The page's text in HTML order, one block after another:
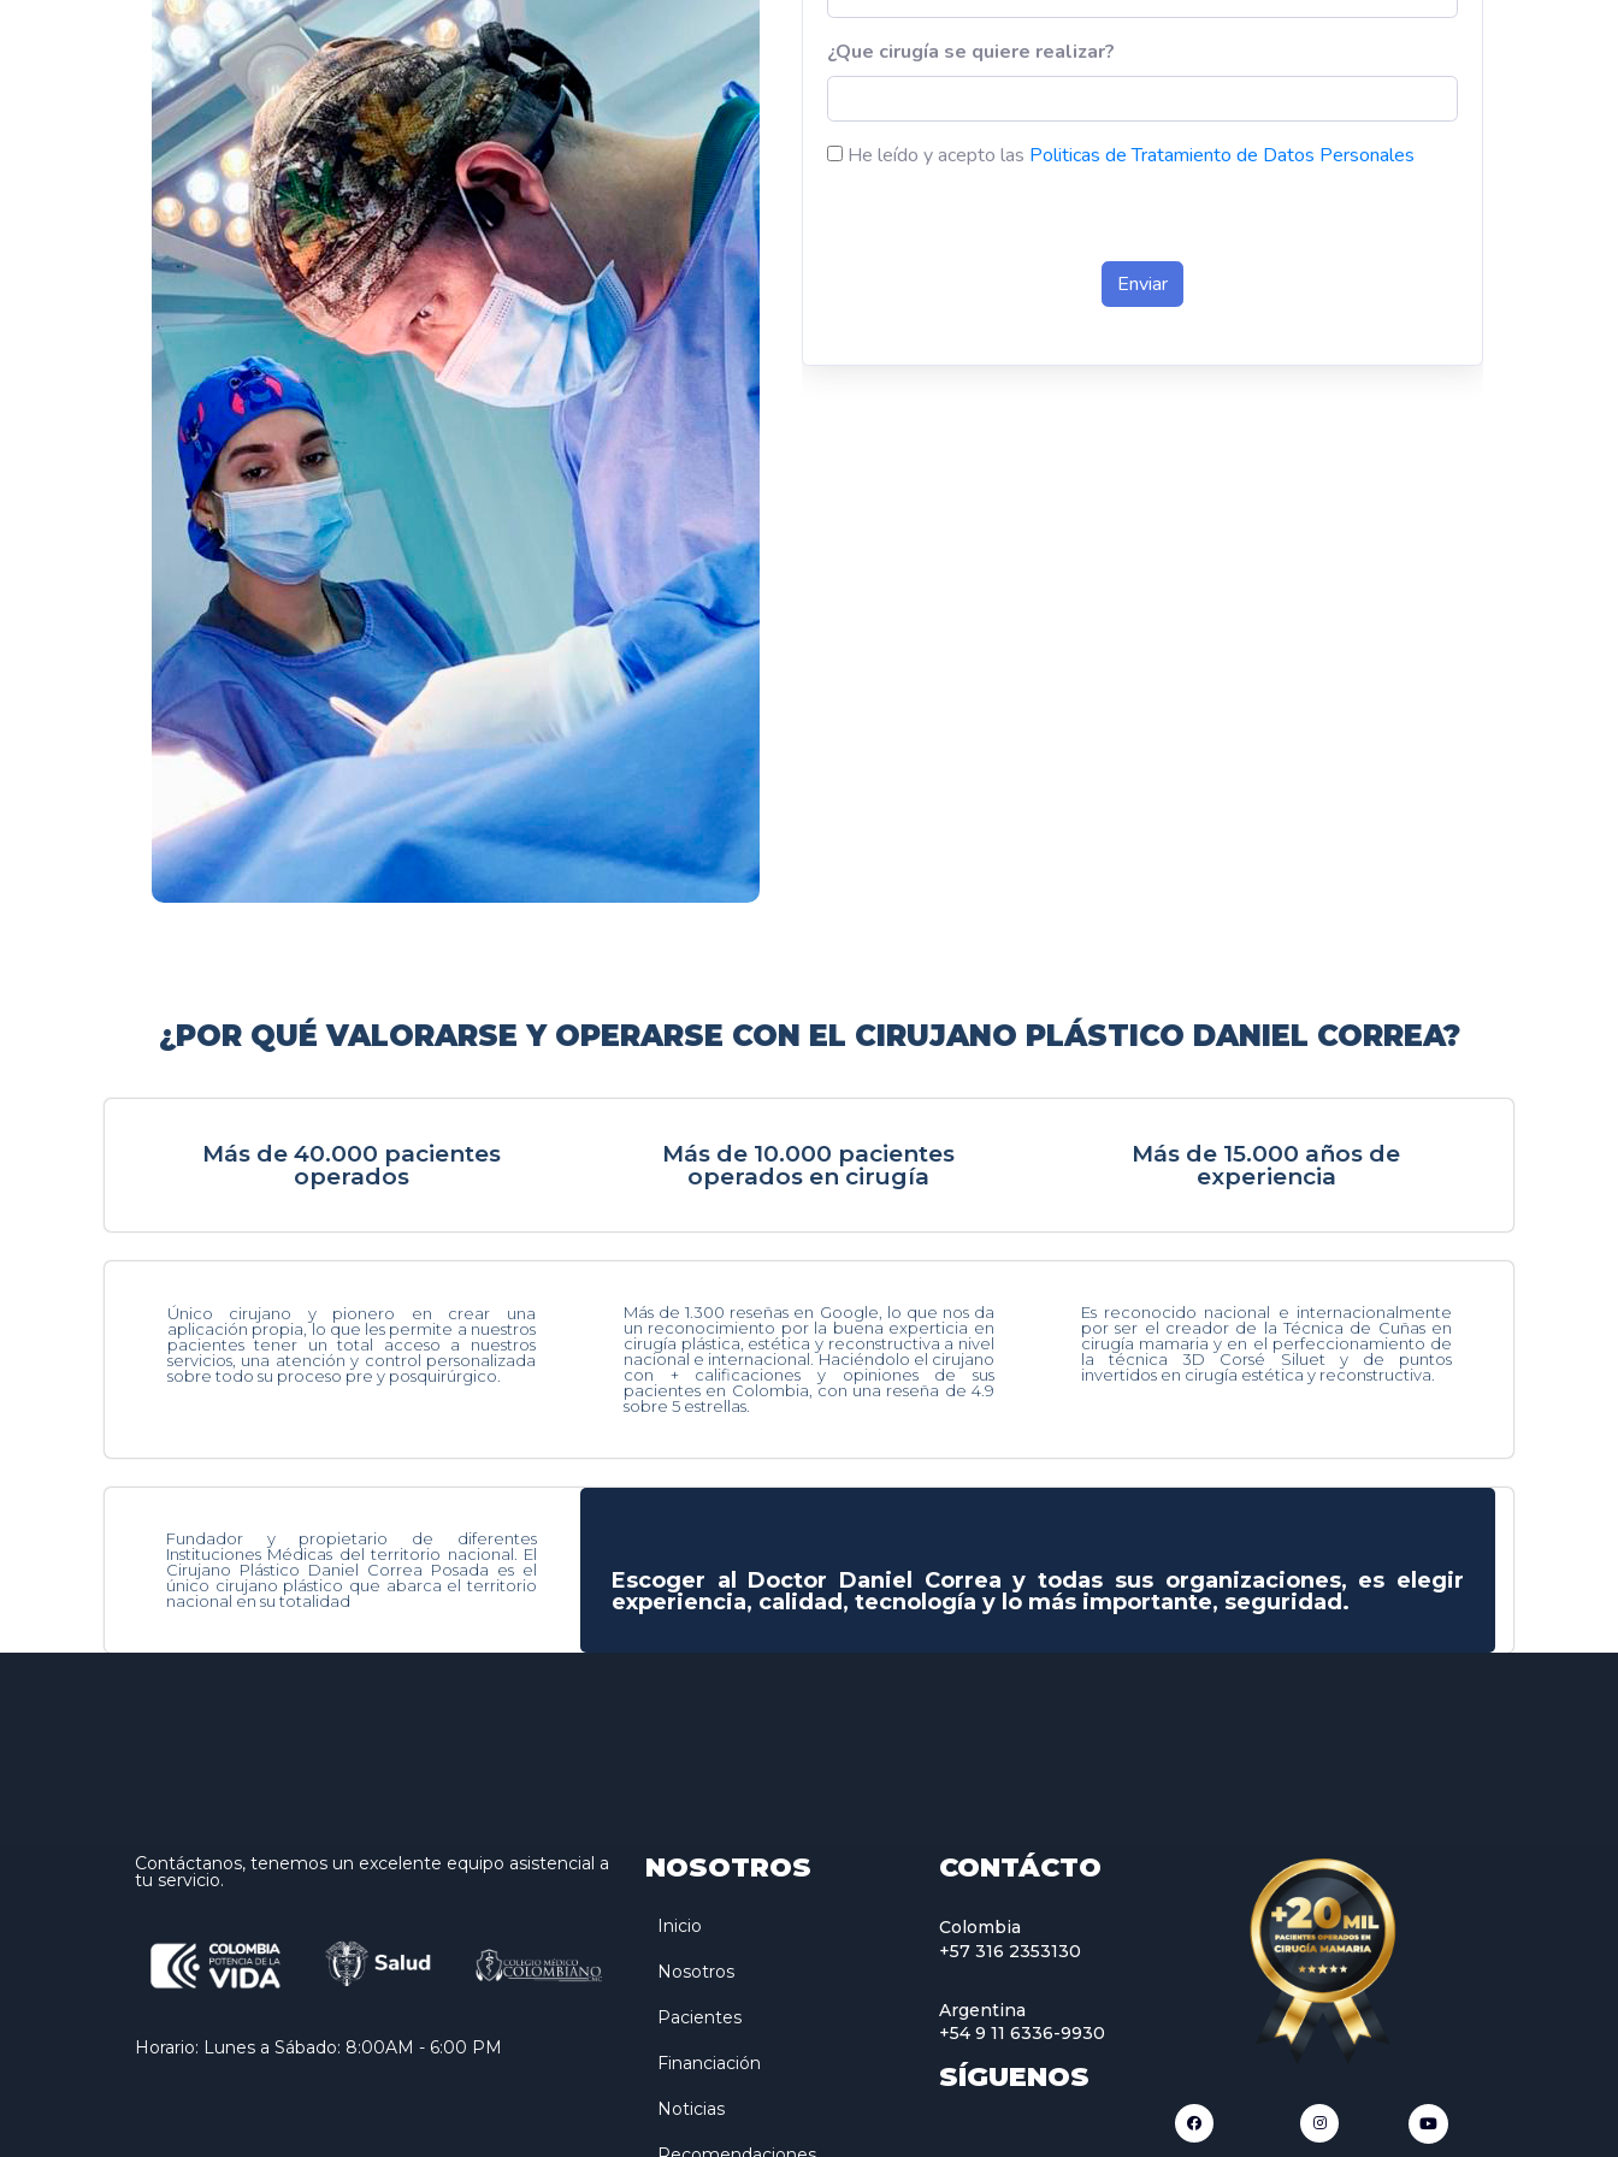
¿POR QUÉ VALORARSE Y OPERARSE CON EL CIRUJANO PLÁSTICO DANIEL CORREA?
Más de 40.000 pacientes
operados
Más de 10.000 pacientes
operados en cirugía
Más de 15.000 años de
experiencia
Único cirujano y pionero en crear una
aplicación propia, lo que les permite a nuestros
pacientes tener un total acceso a nuestros
servicios, una atención y control personalizada
sobre todo su proceso pre y posquirúrgico.
Más de 1.300 reseñas en Google, lo que nos da
un reconocimiento por la buena experticia en
cirugía plástica, estética y reconstructiva a nivel
nacional e internacional. Haciéndolo el cirujano
con + calificaciones y opiniones de sus
pacientes en Colombia, con una reseña de 4.9
sobre 5 estrellas.
Es reconocido nacional e internacionalmente
por ser el creador de la Técnica de Cuñas en
cirugía mamaria y en el perfeccionamiento de
la técnica 3D Corsé Siluet y de puntos
invertidos en cirugía estética y reconstructiva.
Fundador y propietario de diferentes
Instituciones Médicas del territorio nacional. El
Cirujano Plástico Daniel Correa Posada es el
único cirujano plástico que abarca el territorio
nacional en su totalidad
Escoger al Doctor Daniel Correa y todas sus organizaciones, es elegir
experiencia, calidad, tecnología y lo más importante, seguridad.
Contáctanos, tenemos un excelente equipo asistencial a
tu servicio.
Horario: Lunes a Sábado: 8:00AM - 6:00 PM
NOSOTROS
Inicio
Nosotros
Pacientes
Financiación
Noticias
CONTÁCTO
Colombia
+57 316 2353130
Argentina
+54 9 11 6336-9930
SÍGUENOS